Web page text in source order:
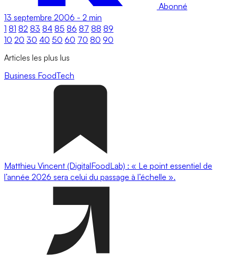
Abonné
13 septembre 2006 - 2 min
1 81 82 83 84 85 86 87 88 89
10 20 30 40 50 60 70 80 90
Articles les plus lus
Business FoodTech
Matthieu Vincent (DigitalFoodLab) : « Le point essentiel de
l’année 2026 sera celui du passage à l’échelle ».